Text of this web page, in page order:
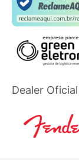
Dealer Oficial